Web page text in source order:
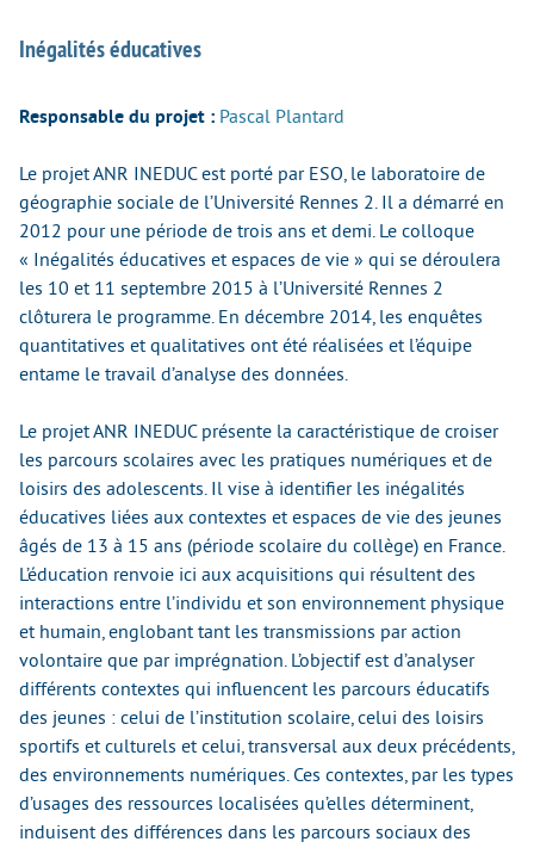
Inégalités éducatives
Responsable du projet : Pascal Plantard
Le projet ANR INEDUC est porté par ESO, le laboratoire de
géographie sociale de l’Université Rennes 2. Il a démarré en
2012 pour une période de trois ans et demi. Le colloque
« Inégalités éducatives et espaces de vie » qui se déroulera
les 10 et 11 septembre 2015 à l’Université Rennes 2
clôturera le programme. En décembre 2014, les enquêtes
quantitatives et qualitatives ont été réalisées et l’équipe
entame le travail d’analyse des données.
Le projet ANR INEDUC présente la caractéristique de croiser
les parcours scolaires avec les pratiques numériques et de
loisirs des adolescents. Il vise à identifier les inégalités
éducatives liées aux contextes et espaces de vie des jeunes
âgés de 13 à 15 ans (période scolaire du collège) en France.
L’éducation renvoie ici aux acquisitions qui résultent des
interactions entre l’individu et son environnement physique
et humain, englobant tant les transmissions par action
volontaire que par imprégnation. L’objectif est d’analyser
différents contextes qui influencent les parcours éducatifs
des jeunes : celui de l’institution scolaire, celui des loisirs
sportifs et culturels et celui, transversal aux deux précédents,
des environnements numériques. Ces contextes, par les types
d’usages des ressources localisées qu’elles déterminent,
induisent des différences dans les parcours sociaux des